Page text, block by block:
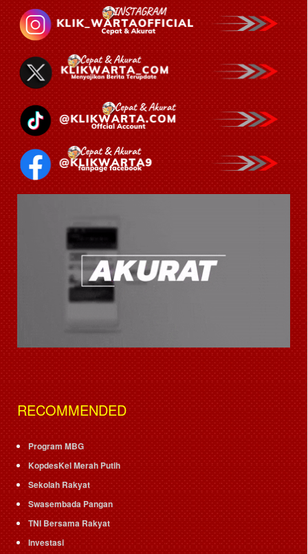
RECOMMENDED
Program MBG
KopdesKel Merah Putih
Sekolah Rakyat
Swasembada Pangan
TNI Bersama Rakyat
Investasi